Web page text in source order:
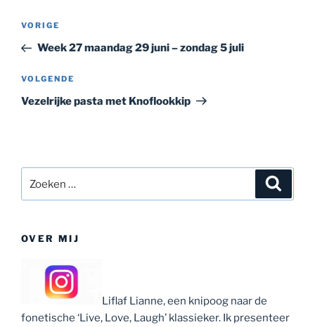
Bericht
Vorig
bericht
VORIGE
Week 27 maandag 29 juni – zondag 5 juli
Volgend
bericht
VOLGENDE
Vezelrijke pasta met Knoflookkip
naar:
OVER MIJ
Liflaf Lianne, een knipoog naar de
fonetische ‘Live, Love, Laugh’ klassieker. Ik presenteer